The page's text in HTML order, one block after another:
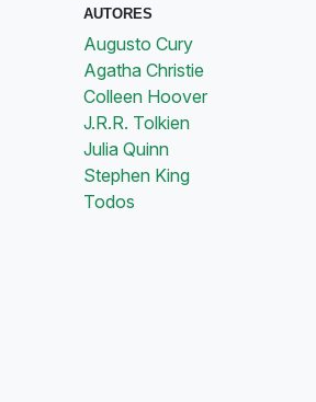
AUTORES
Augusto Cury
Agatha Christie
Colleen Hoover
J.R.R. Tolkien
Julia Quinn
Stephen King
Todos